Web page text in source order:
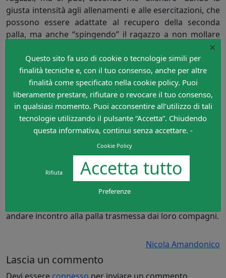
giusta intensità agli allenamenti e alle esercitazioni, che
possono essere adattate al recupero della seconda
palla, ma anche “spingendo” il ragazzo a non mollare
Da notare anche che parecchi calciatori, anche di livello
stentano ad andare incontro al passaggio dei
compagni, cosa peraltro che a me hanno insegnato
quando ero piccolo e apprendevo i primi rudimenti di
questo sport.
Andare incontro alla palla trasmessa dai nostri
compagni di squadra, quindi al passaggio, allo scarico,
significa in primis aggredire la palla, impedendo
all’avversario di arrivare in anticipo; e poi guadagnare
quei pochi istanti e quei pochi metri di campo che nel
calcio di oggi possono significare tanto.
Quindi anche in questo possiamo intervenire negli
andare incontro alla palla trasmessa dai loro compagni.
Nicola Amandonico
Lascia un commento
×
Questo sito fa uso di cookie o tecnologie simili per
finalità tecniche e, con il tuo consenso, anche per altre
finalità come specificato nella cookie policy. Puoi
liberamente prestare, rifiutare o revocare il tuo consenso,
in qualsiasi momento. Puoi acconsentire all’utilizzo di tali
tecnologie utilizzando il pulsante “Accetta”. Chiudendo
questa informativa, continui senza accettare. -
Cookie Policy
Rifiuta Accetta tutto
Preferenze